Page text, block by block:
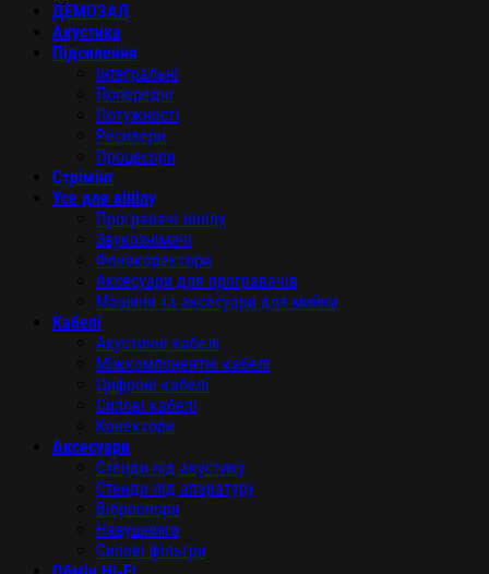
ДЕМОЗАЛ
Акустика
Підсилення
Інтегральні
Попередні
Потужності
Ресивери
Процесори
Стрімінг
Усе для вінілу
Програвачі вінілу
Звукознімачі
Фонокоректори
Аксесуари для програвачів
Машини та аксесуари для мийки
Кабелі
Акустичні кабелі
Міжкомпонентні кабелі
Цифрові кабелі
Силові кабелі
Конектори
Аксесуари
Стенди під акустику
Стенди під апаратуру
Віброопори
Навушники
Силові фільтри